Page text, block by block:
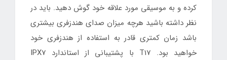
کرده و به موسیقی مورد علاقه خود گوش دهید. باید در
نظر داشته باشید هرچه میزان صدای هندزفری بیشتری
باشد زمان کمتری قادر به استفاده از هندزفری خود
خواهید بود. T17 با پشتیبانی از استاندارد IPX7